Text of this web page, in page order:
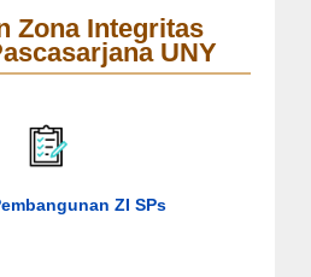
Zona Integritas
UNY
ZI SPs